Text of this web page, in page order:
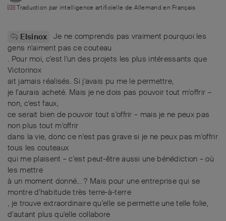
Traduction par intelligence artificielle de Allemand en Français
Elsinox
Je ne comprends pas vraiment pourquoi les
gens n'aiment pas ce couteau
. Pour moi, c'est l'un des projets les plus intéressants que
Victorinox
ait jamais réalisés. Si j'avais pu me le permettre,
je l'aurais acheté. Mais je ne dois pas pouvoir tout m'offrir –
non, c'est faux,
ce serait bien de pouvoir tout s'offrir – mais je ne peux pas
non plus tout m'offrir
dans la vie, donc ce n'est pas grave si je ne peux pas m'offrir
tous les couteaux
qui me plaisent – c'est peut-être aussi une bénédiction – où
les mettre
à un moment donné... ? Mais pour une entreprise qui se
montre d'habitude très terre-à-terre
, je trouve extraordinaire qu'elle se permette une telle folie,
d'autant plus qu'elle collabore